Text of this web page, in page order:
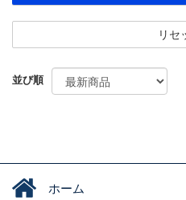
リセ
並び順
ホーム